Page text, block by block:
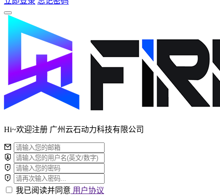
Hi~欢迎注册 广州云石动力科技有限公司
我已阅读并同意 用户协议